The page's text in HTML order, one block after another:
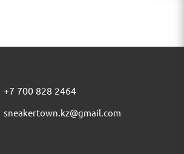
+7 700 828 2464
sneakertown.kz@gmail.com